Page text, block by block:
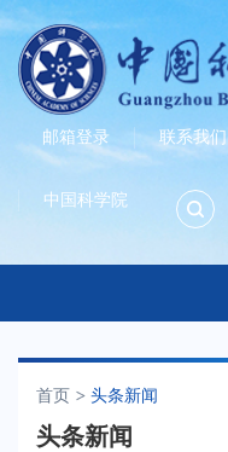
邮箱登录 联系我们
中国科学院
首页 头条新闻
头条新闻